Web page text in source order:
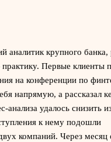
аналитик крупного
практику. Первые клиенты
на конференции по
напрямую, а рассказал
анализа удалось снизить
к нему подошли
компаний. Через месяц